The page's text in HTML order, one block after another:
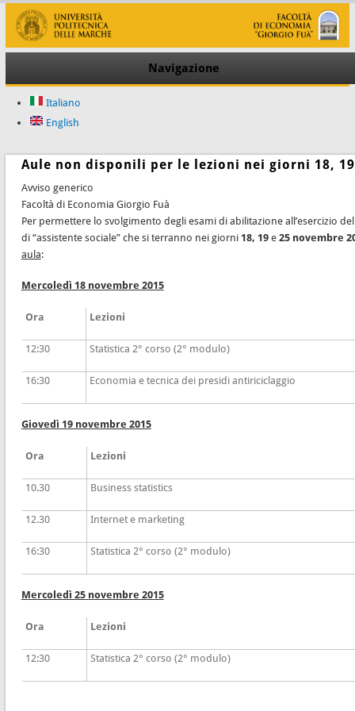
Navigazione
Italiano
English
Aule non disponili per le lezioni nei giorni 18, 19
Avviso generico
Facoltà di Economia Giorgio Fuà
Per permettere lo svolgimento degli esami di abilitazione all’esercizio
di “assistente sociale” che si terranno nei giorni 18, 19e 25 novembre
aula:
Mercoledì 18 novembre 2015
Ora Lezioni
12:30 Statistica 2° corso (2° modulo)
16:30 Economia e tecnica dei presidi antiriciclaggio
Giovedì 19 novembre 2015
Ora Lezioni
10.30 Business statistics
12.30 Internet e marketing
16:30 Statistica 2° corso (2° modulo)
Mercoledì 25 novembre 2015
Ora Lezioni
12:30 Statistica 2° corso (2° modulo)